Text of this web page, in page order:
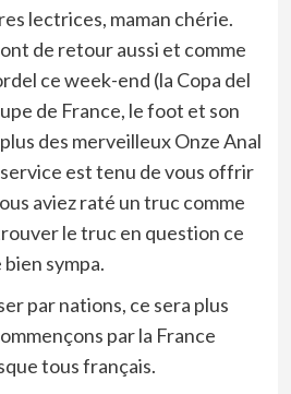
lectrices, maman chérie.
de retour aussi et comme
ce week-end (la Copa del
de France, le foot et son
des merveilleux Onze Anal
est tenu de vous offrir
aviez raté un truc comme
le truc en question ce
sympa.
par nations, ce sera plus
par la France
tous français.